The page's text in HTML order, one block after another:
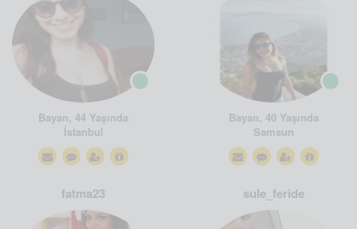
Bayan, 44 Yaşında
İstanbul
Bayan, 40 Yaşında
Samsun
fatma23 sule_feride